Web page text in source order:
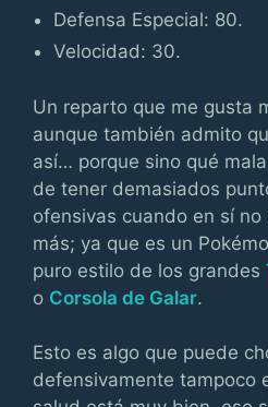
Defensa Especial: 80.
Velocidad: 30.
Un reparto que me gusta
aunque también admito
así… porque sino qué
de tener demasiados
ofensivas cuando en sí
más; ya que es un
puro estilo de los grandes
o Corsola de Galar.
Esto es algo que puede
defensivamente tampoco